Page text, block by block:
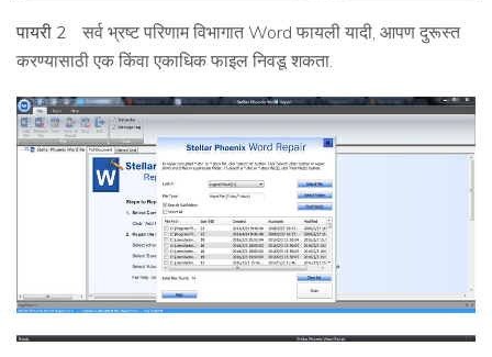
पायरी 2
सर्व भ्रष्ट परिणाम विभागात Word फायली यादी, आपण दुरूस्त
करण्यासाठी एक किंवा एकाधिक फाइल निवडू शकता.